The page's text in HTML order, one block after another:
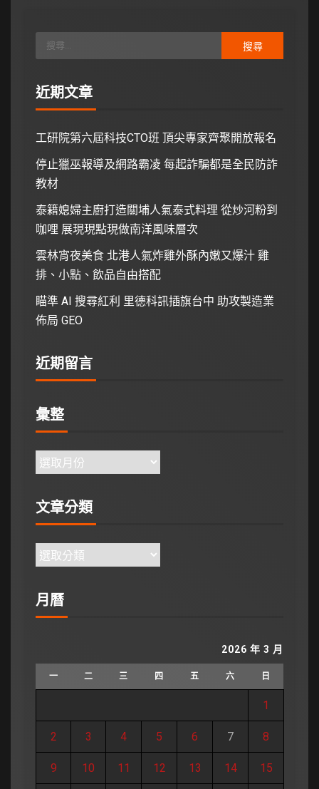
近期文章
工研院第六屆科技CTO班 頂尖專家齊聚開放報名
停止獵巫報導及網路霸凌 每起詐騙都是全民防詐
教材
泰籍媳婦主廚打造關埔人氣泰式料理 從炒河粉到
咖哩 展現現點現做南洋風味層次
雲林宵夜美食 北港人氣炸雞外酥內嫩又爆汁 雞
排、小點、飲品自由搭配
瞄準 AI 搜尋紅利 里德科訊插旗台中 助攻製造業
佈局 GEO
近期留言
彙整
文章分類
月曆
2026 年 3 月
一 二 三 四 五 六 日
1
2 3 4 5 6 7 8
9 10 11 12 13 14 15